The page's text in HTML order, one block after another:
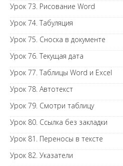
Урок 73. Рисование Word
Урок 74. Табуляция
Урок 75. Сноска в документе
Урок 76. Текущая дата
Урок 77. Таблицы Word и Excel
Урок 78. Автотекст
Урок 79. Смотри таблицу
Урок 80. Ссылка без закладки
Урок 81. Переносы в тексте
Урок 82. Указатели